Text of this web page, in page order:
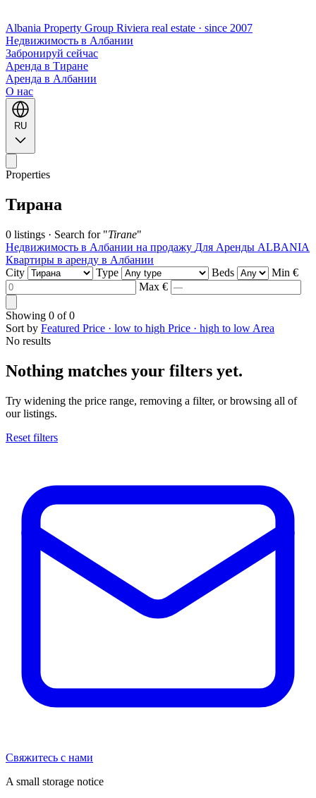
Albania Property Group Riviera real estate · since 2007
Hедвижимость в Албании
Забронируй сейчас
Аренда в Тиране
Аренда в Албании
O нас
RU
Properties
Тирана
0 listings · Search for "Tirane"
Недвижимость в Албании на продажу Для Аренды ALBANIA
Квартиры в аренду в Албании
City
Type Beds
Min €
Max €
Showing 0 of0
Sort by Featured Price · low to high Price · high to low Area
No results
Nothing matches your filters yet.
Try widening the price range, removing a filter, or browsing all of
our listings.
Reset filters
Свяжитесь с нами
A small storage notice